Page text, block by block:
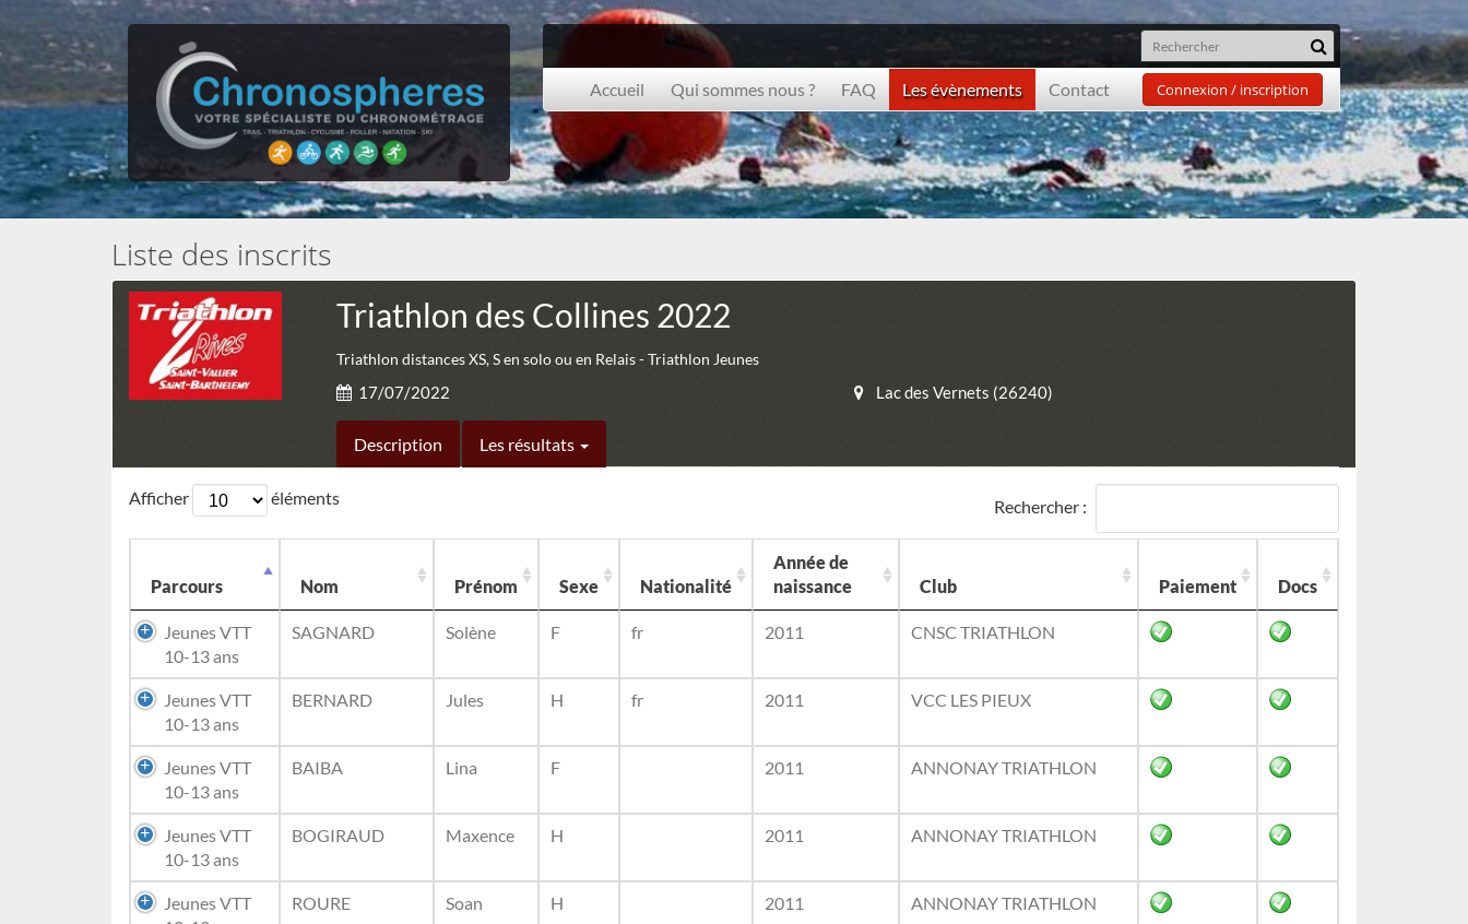
Accueil Qui sommes nous ? FAQ Les évènements Contact Connexion / inscription
Liste des inscrits
Triathlon des Collines 2022
Triathlon distances XS, S en solo ou en Relais - Triathlon Jeunes
17/07/2022 Lac des Vernets (26240)
Description Les résultats
Afficher éléments Rechercher :
Parcours Nom Prénom Sexe Nationalité
Année de
naissance
Club Paiement Docs
Jeunes VTT
10-13 ans
SAGNARD Solène F fr 2011 CNSC TRIATHLON
Jeunes VTT
10-13 ans
BERNARD Jules H fr 2011 VCC LES PIEUX
Jeunes VTT
10-13 ans
BAIBA Lina F 2011 ANNONAY TRIATHLON
Jeunes VTT
10-13 ans
BOGIRAUD Maxence H 2011 ANNONAY TRIATHLON
Jeunes VTT
ROURE Soan H 2011 ANNONAY TRIATHLON